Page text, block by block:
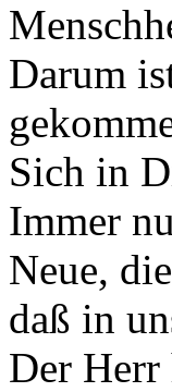
Darum
Sich in
Immer
Neue,
daß in
Der Herr